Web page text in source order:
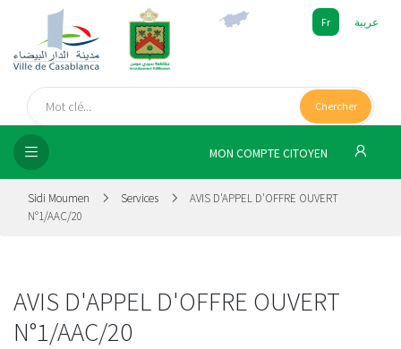
Fr عربية
Chercher
MON COMPTE CITOYEN
Sidi Moumen Services
AVIS D'APPEL D'OFFRE OUVERT
N°1/AAC/20
AVIS D'APPEL D'OFFRE OUVERT
N°1/AAC/20